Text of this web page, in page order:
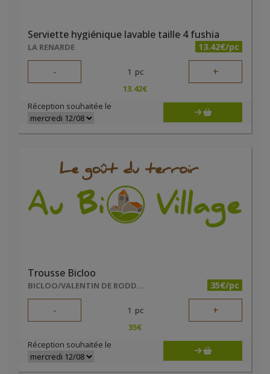
Serviette hygiénique lavable taille 4 fushia
LA RENARDE 13.42€/pc
- 1 pc +
13.42€
Réception souhaitée le
Trousse Bicloo
BICLOO/VALENTIN DE RODDER 35€/pc
- 1 pc +
35€
Réception souhaitée le